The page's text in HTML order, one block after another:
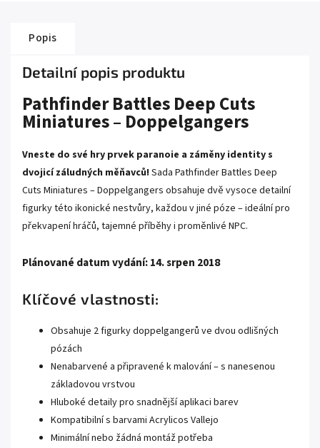
Popis
Detailní popis produktu
Pathfinder Battles Deep Cuts
Miniatures – Doppelgangers
Vneste do své hry prvek paranoie a záměny identity s
dvojicí záludných měňavců! Sada Pathfinder Battles Deep
Cuts Miniatures – Doppelgangers obsahuje dvě vysoce detailní
figurky této ikonické nestvůry, každou v jiné póze – ideální pro
překvapení hráčů, tajemné příběhy i proměnlivé NPC.
Plánované datum vydání: 14. srpen 2018
Klíčové vlastnosti:
Obsahuje 2 figurky doppelgangerů ve dvou odlišných
pózách
Nenabarvené a připravené k malování – s nanesenou
základovou vrstvou
Hluboké detaily pro snadnější aplikaci barev
Kompatibilní s barvami Acrylicos Vallejo
Minimální nebo žádná montáž potřeba